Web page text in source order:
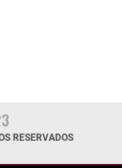
RESERVADOS